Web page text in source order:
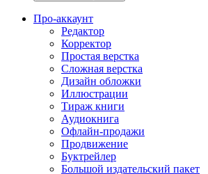
Про-аккаунт
Редактор
Корректор
Простая верстка
Сложная верстка
Дизайн обложки
Иллюстрации
Тираж книги
Аудиокнига
Офлайн-продажи
Продвижение
Буктрейлер
Большой издательский пакет